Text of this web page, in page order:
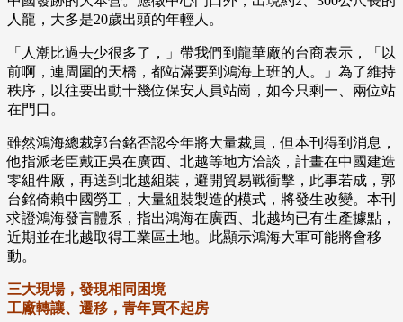
人龍，大多是20歲出頭的年輕人。
「人潮比過去少很多了，」帶我們到龍華廠的台商表示，「以
前啊，連周圍的天橋，都站滿要到鴻海上班的人。」為了維持
秩序，以往要出動十幾位保安人員站崗，如今只剩一、兩位站
在門口。
雖然鴻海總裁郭台銘否認今年將大量裁員，但本刊得到消息，
他指派老臣戴正吳在廣西、北越等地方洽談，計畫在中國建造
零組件廠，再送到北越組裝，避開貿易戰衝擊，此事若成，郭
台銘倚賴中國勞工，大量組裝製造的模式，將發生改變。本刊
求證鴻海發言體系，指出鴻海在廣西、北越均已有生產據點，
近期並在北越取得工業區土地。此顯示鴻海大軍可能將會移
動。
三大現場，發現相同困境
工廠轉讓、遷移，青年買不起房